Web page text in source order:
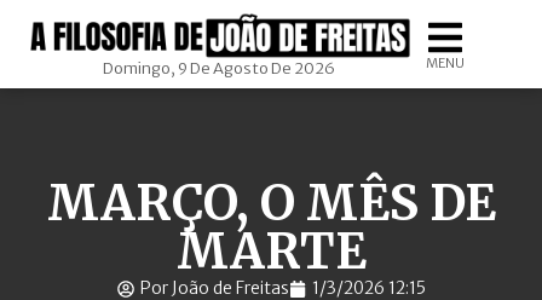
Domingo, 9 De Agosto De 2026 MENU
MARÇO, O MÊS DE
MARTE
Por João de Freitas 1/3/2026 12:15